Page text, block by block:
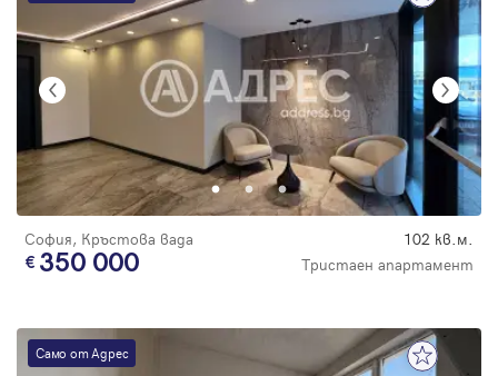
София, Кръстова вада 102 кв.м.
350 000 Тристаен апартамент
Само от Адрес